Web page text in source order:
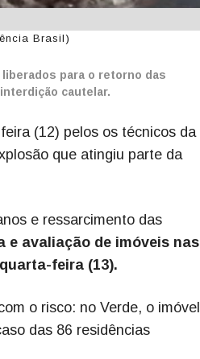
Brasil)
para o retorno das
cautelar.
(12) pelos os técnicos da
que atingiu parte da
e ressarcimento das
e avaliação de imóveis nas
feira (13).
o risco: no Verde, o imóvel
das 86 residências